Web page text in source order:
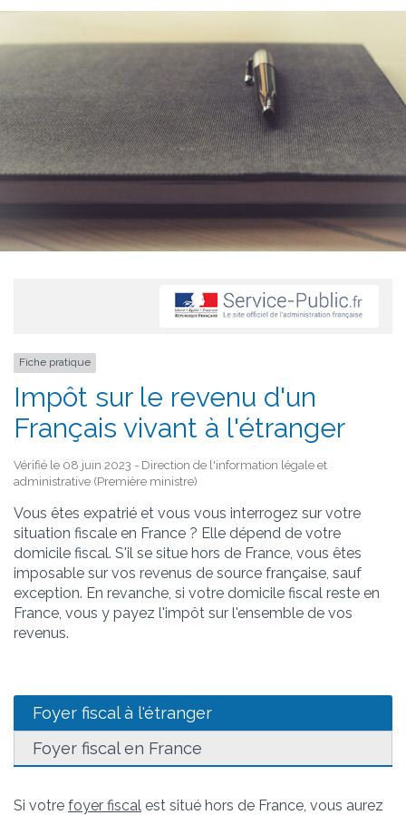
Fiche pratique
Impôt sur le revenu d'un
Français vivant à l'étranger
Vérifié le 08 juin 2023 - Direction de l'information légale et
administrative (Première ministre)
Vous êtes expatrié et vous vous interrogez sur votre
situation fiscale en France ? Elle dépend de votre
domicile fiscal. S'il se situe hors de France, vous êtes
imposable sur vos revenus de source française, sauf
exception. En revanche, si votre domicile fiscal reste en
France, vous y payez l'impôt sur l'ensemble de vos
revenus.
Foyer fiscal à l'étranger
Foyer fiscal en France
Si votre foyer fiscal est situé hors de France, vous aurez